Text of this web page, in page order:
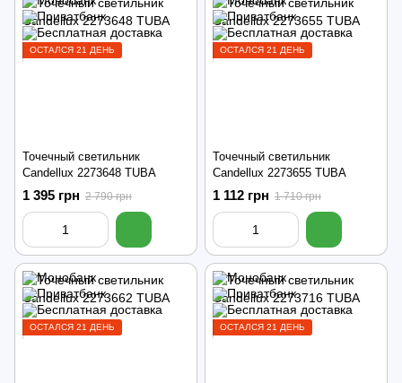
ОСТАЛСЯ 21 ДЕНЬ
Точечный светильник
Candellux 2273648 TUBA
1 395 грн 2 790 грн
ОСТАЛСЯ 21 ДЕНЬ
Точечный светильник
Candellux 2273655 TUBA
1 112 грн 1 710 грн
ОСТАЛСЯ 21 ДЕНЬ ОСТАЛСЯ 21 ДЕНЬ